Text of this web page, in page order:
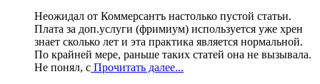
Неожидал от Коммерсантъ настолько пустой статьи.
Плата за доп.услуги (фримиум) используется уже хрен
знает сколько лет и эта практика является нормальной.
По крайней мере, раньше таких статей она не вызывала.
Не понял, с Прочитать далее...